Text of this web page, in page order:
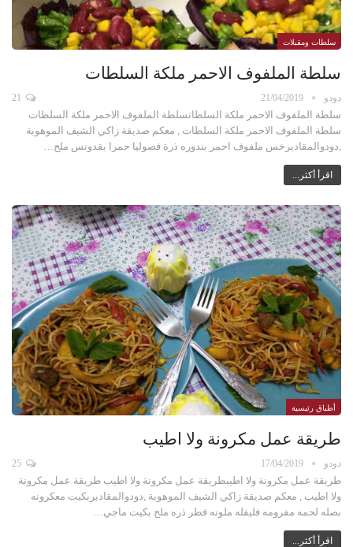
سلطات ومقبلات
سلطة الملفوف الاحمر ملكة السلطات
دودو 21/04/2019
سلطة الملفوف الاحمر ملكة السلطاتسلطة الملفوف الاحمر ملكة السلطات
سلطة الملفوف الاحمر ملكة السلطات , معكم صديقة زاكي الشيف الموهوبة
,دودوالمقاديرخس ملفوف احمر بندوره ذرة فصوليا حمرا بقدونس ملح…
اقرأ أكثر...
أطباق رئيسية
طريقة عمل مكرونة ولا اطيب
دودو 17/04/2019
طريقة عمل مكرونة ولا اطيبطريقة عمل مكرونة ولا اطيب طريقة عمل مكرونة
ولا اطيب , معكم صديقة زاكي الشيف الموهوبة ,دودوالمقاديربكيت معكرونه
بصله لحمه مفرومه فليفله ملونه فطر ذره ملح بكيت ماجي…
اقرأ أكثر...